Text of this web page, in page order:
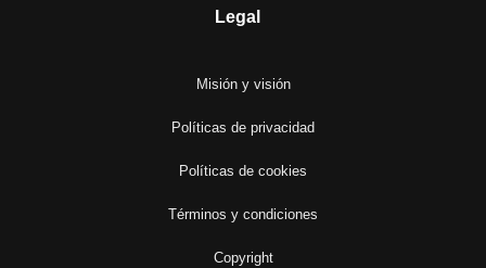
Legal
Misión y visión
Políticas de privacidad
Políticas de cookies
Términos y condiciones
Copyright